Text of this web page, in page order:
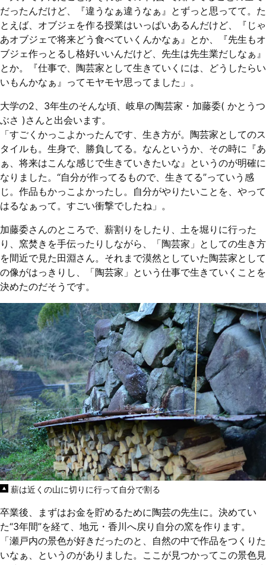
だったんだけど、『違うなぁ違うなぁ』とずっと思ってて。た
とえば、オブジェを作る授業はいっぱいあるんだけど、『じゃ
あオブジェで将来どう食べていくんかなぁ』とか、『先生もオ
ブジェ作っとるし格好いいんだけど、先生は先生業だしなぁ』
とか。『仕事で、陶芸家として生きていくには、どうしたらい
いもんかなぁ』ってモヤモヤ思ってました」。
大学の2、3年生のそんな頃、岐阜の陶芸家・加藤委( かとうつ
ぶさ )さんと出会います。
「すごくかっこよかったんです、生き方が。陶芸家としてのス
タイルも。生身で、勝負してる。なんというか、その時に『あ
ぁ、将来はこんな感じで生きていきたいな』というのが明確に
なりました。“自分が作ってるもので、生きてる”っていう感
じ。作品もかっこよかったし。自分がやりたいことを、やって
はるなぁって。すごい衝撃でしたね」。
加藤委さんのところで、薪割りをしたり、土を堀りに行った
り、窯焚きを手伝ったりしながら、「陶芸家」としての生き方
を間近で見た田淵さん。それまで漠然としていた陶芸家として
の像がはっきりし、「陶芸家」という仕事で生きていくことを
決めたのだそうです。
薪は近くの山に切りに行って自分で割る
卒業後、まずはお金を貯めるために陶芸の先生に。決めてい
た“3年間”を経て、地元・香川へ戻り自分の窯を作ります。
「瀬戸内の景色が好きだったのと、自然の中で作品をつくりた
いなぁ、というのがありました。ここが見つかってこの景色見